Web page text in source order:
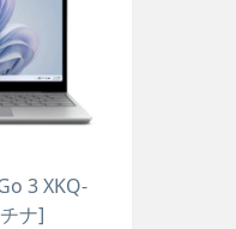
3 XKQ-
ナ]